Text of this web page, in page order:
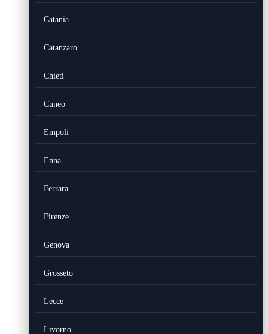
Catania
Catanzaro
Chieti
Cuneo
Empoli
Enna
Ferrara
Firenze
Genova
Grosseto
Lecce
Livorno